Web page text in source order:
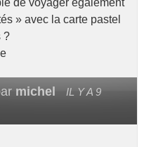
» avec la carte pastel
?
michel
IL Y A 9